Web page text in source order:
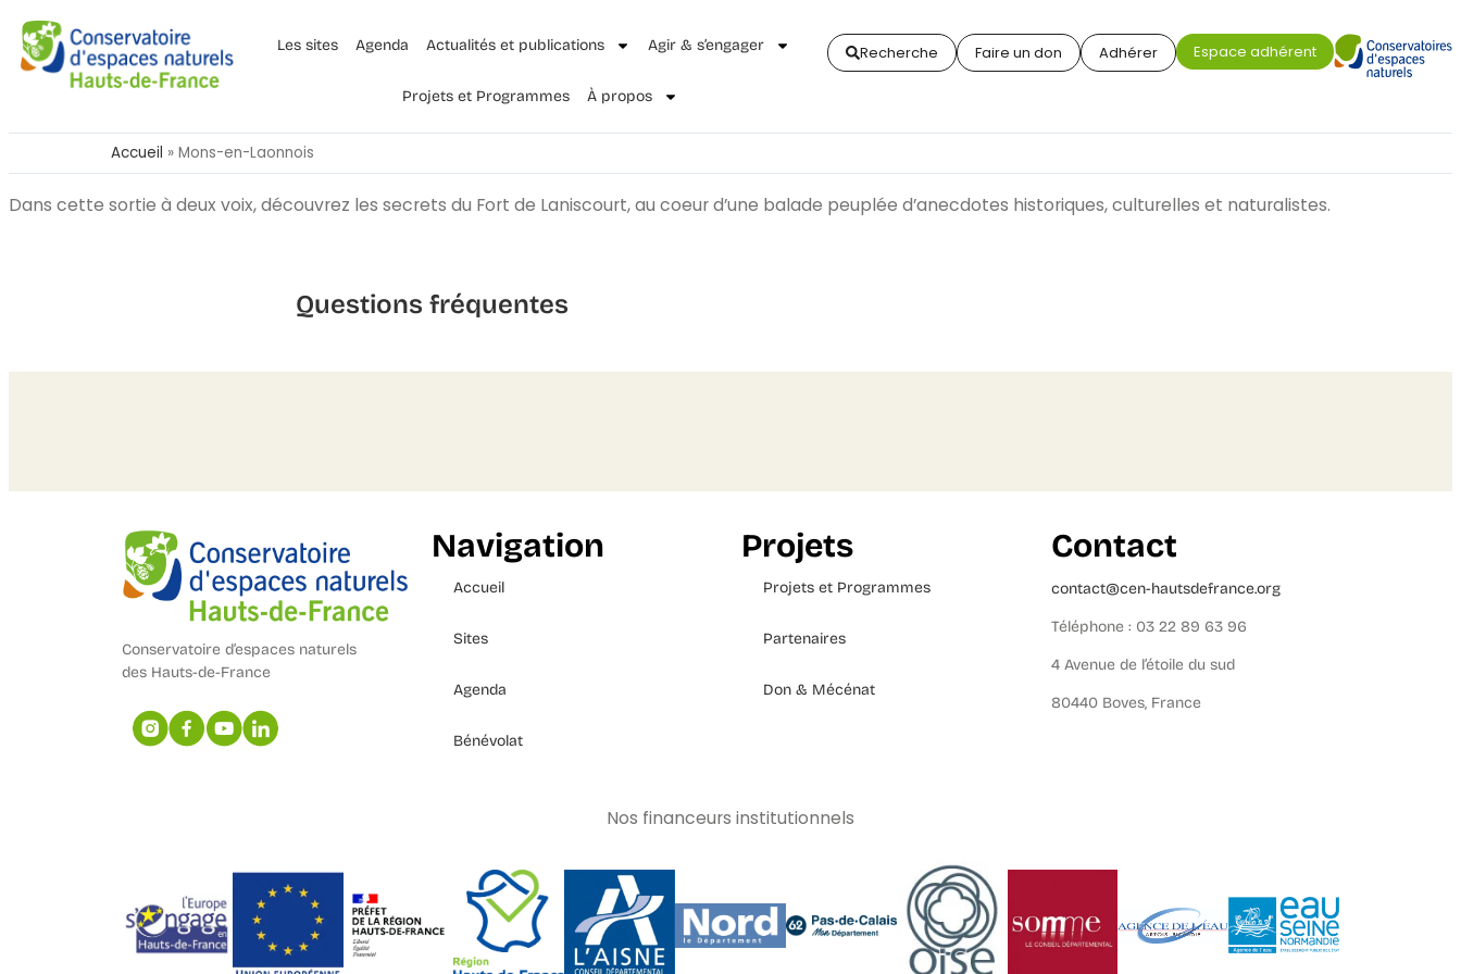
Les sites Agenda Actualités et publications Agir & s’engager
Projets et Programmes À propos
Recherche Faire un don Adhérer Espace adhérent
Accueil » Mons-en-Laonnois
Dans cette sortie à deux voix, découvrez les secrets du Fort de Laniscourt, au coeur d’une balade peuplée d’anecdotes historiques, culturelles et naturalistes.
Questions fréquentes
Conservatoire d’espaces naturels
des Hauts-de-France
Navigation
Accueil
Sites
Agenda
Bénévolat
Projets
Projets et Programmes
Partenaires
Don & Mécénat
Contact
contact@cen-hautsdefrance.org
Téléphone : 03 22 89 63 96
4 Avenue de l’étoile du sud
80440 Boves, France
Nos financeurs institutionnels